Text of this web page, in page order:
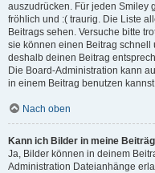
auszudrücken. Für jeden Smiley
fröhlich und :( traurig. Die Liste
Beitrags sehen. Versuche bitte
sie können einen Beitrag
deshalb deinen Beitrag
Die Board-Administration kann
in einem Beitrag benutzen
Nach oben
Kann ich Bilder in meine
Ja, Bilder können in deinem
Administration Dateianhänge